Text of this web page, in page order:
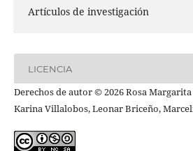
Artículos de investigación
LICENCIA
Derechos de autor © 2026 Rosa
Karina Villalobos, Leonar Briceño,